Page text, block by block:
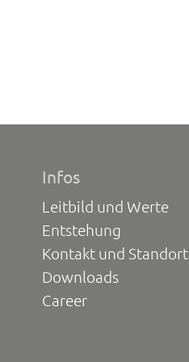
Infos
Leitbild und Werte
Entstehung
Kontakt und Standort
Downloads
Career